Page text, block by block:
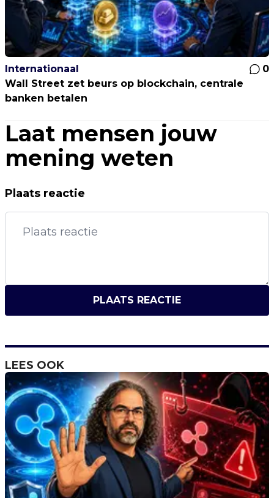
Internationaal
0
Wall Street zet beurs op blockchain, centrale
banken betalen
Laat mensen jouw
mening weten
Plaats reactie
PLAATS REACTIE
LEES OOK